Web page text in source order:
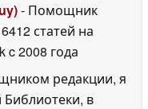
- Помощник
статей на
c 2008 года
редакции, я
в